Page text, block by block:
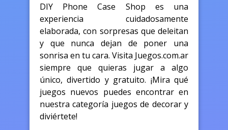
DIY Phone Case Shop es una
experiencia cuidadosamente
elaborada, con sorpresas que deleitan
y que nunca dejan de poner una
sonrisa en tu cara. Visita Juegos.com.ar
siempre que quieras jugar a algo
único, divertido y gratuito. ¡Mira qué
juegos nuevos puedes encontrar en
nuestra categoría juegos de decorar y
diviértete!